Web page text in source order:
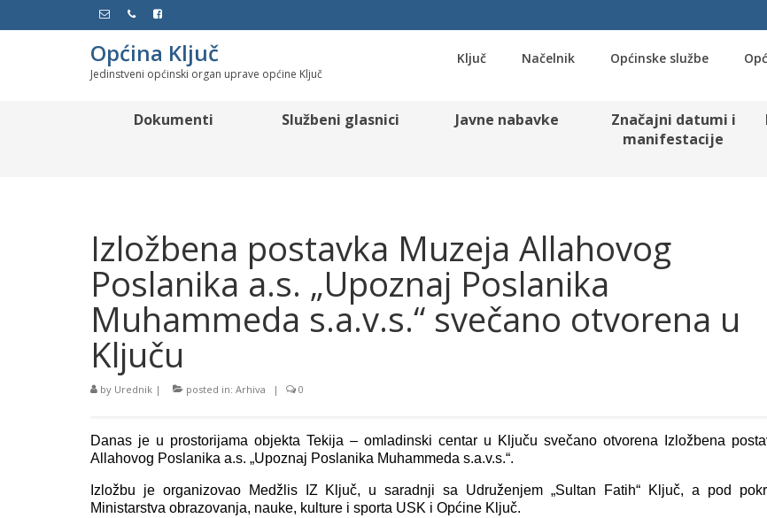
Općina Ključ
Jedinstveni općinski organ uprave općine Ključ
Ključ Načelnik Općinske službe
Dokumenti Službeni glasnici Javne nabavke
Značajni datumi i
manifestacije
Izložbena postavka Muzeja Allahovog
Poslanika a.s. „Upoznaj Poslanika
Muhammeda s.a.v.s.“ svečano otvorena u
Ključu
by Urednik | posted in: Arhiva | 0
Danas je u prostorijama objekta Tekija – omladinski centar u Ključu svečano otvorena Izložbena
Allahovog Poslanika a.s. „Upoznaj Poslanika Muhammeda s.a.v.s.“.
Izložbu je organizovao Medžlis IZ Ključ, u saradnji sa Udruženjem „Sultan Fatih“ Ključ, a pod
Ministarstva obrazovanja, nauke, kulture i sporta USK i Općine Ključ.